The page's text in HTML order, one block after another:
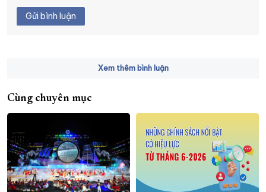
Gửi bình luận
Xem thêm bình luận
Cùng chuyên mục